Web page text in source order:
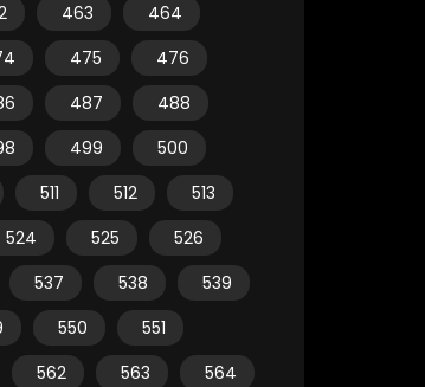
463
464
475
476
487
488
499
500
511 512
513
524 525
526
537 538
539
550
551
562 563
564